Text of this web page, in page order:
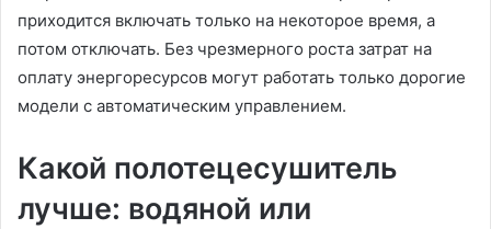
приходится включать только на некоторое время, а
потом отключать. Без чрезмерного роста затрат на
оплату энергоресурсов могут работать только дорогие
модели с автоматическим управлением.
Какой полотецесушитель
лучше: водяной или